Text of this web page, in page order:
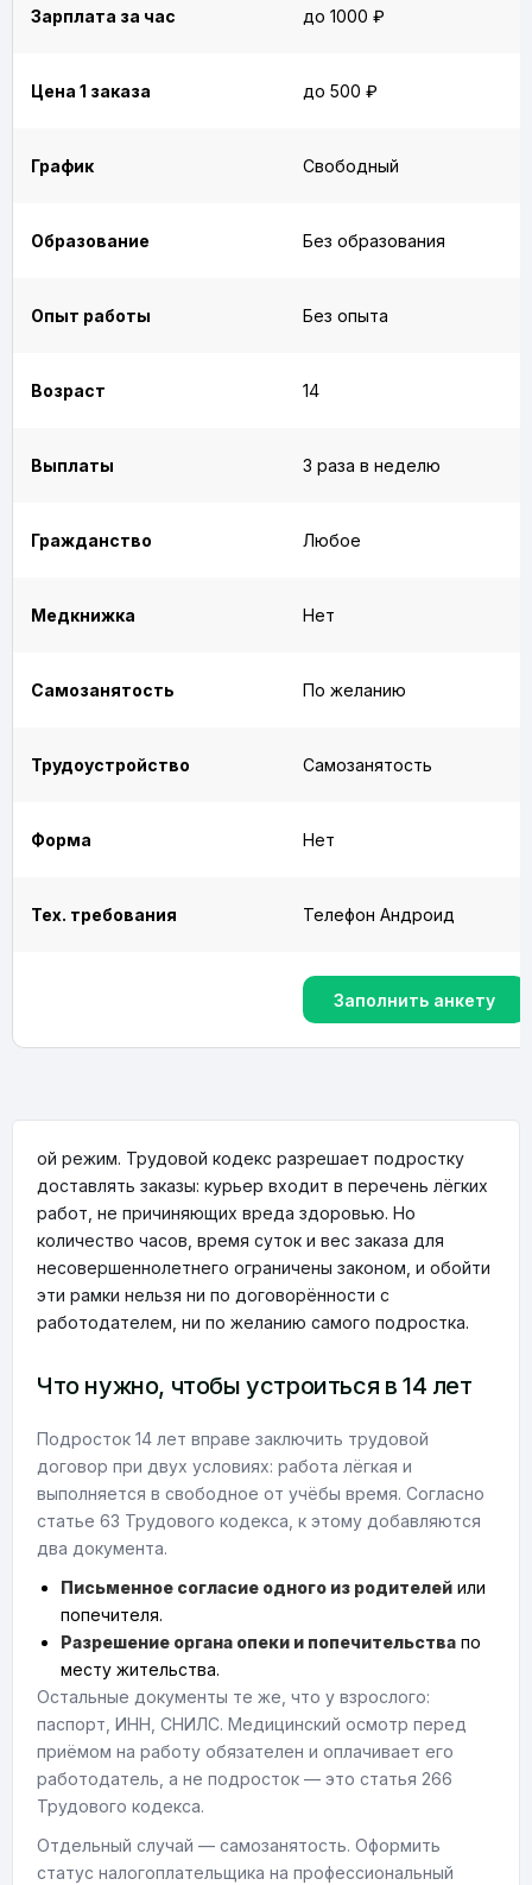
Зарплата за час до 1000 ₽
Цена 1 заказа до 500 ₽
График Свободный
Образование Без образования
Опыт работы Без опыта
Возраст 14
Выплаты 3 раза в неделю
Гражданство Любое
Медкнижка Нет
Самозанятость По желанию
Трудоустройство Самозанятость
Форма Нет
Тех. требования Телефон Андроид
Заполнить анкету
ой режим. Трудовой кодекс разрешает подростку
доставлять заказы: курьер входит в перечень лёгких
работ, не причиняющих вреда здоровью. Но
количество часов, время суток и вес заказа для
несовершеннолетнего ограничены законом, и обойти
эти рамки нельзя ни по договорённости с
работодателем, ни по желанию самого подростка.
Что нужно, чтобы устроиться в 14 лет
Подросток 14 лет вправе заключить трудовой
договор при двух условиях: работа лёгкая и
выполняется в свободное от учёбы время. Согласно
статье 63 Трудового кодекса, к этому добавляются
два документа.
Письменное согласие одного из родителей или
попечителя.
Разрешение органа опеки и попечительства по
месту жительства.
Остальные документы те же, что у взрослого:
паспорт, ИНН, СНИЛС. Медицинский осмотр перед
приёмом на работу обязателен и оплачивает его
работодатель, а не подросток — это статья 266
Трудового кодекса.
Отдельный случай — самозанятость. Оформить
статус налогоплательщика на профессиональный